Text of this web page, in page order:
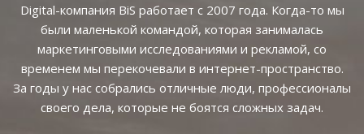
Digital-компания BiS работает с 2007 года. Когда-то мы
были маленькой командой, которая занималась
маркетинговыми исследованиями и рекламой, со
временем мы перекочевали в интернет-пространство.
За годы у нас собрались отличные люди, профессионалы
своего дела, которые не боятся сложных задач.